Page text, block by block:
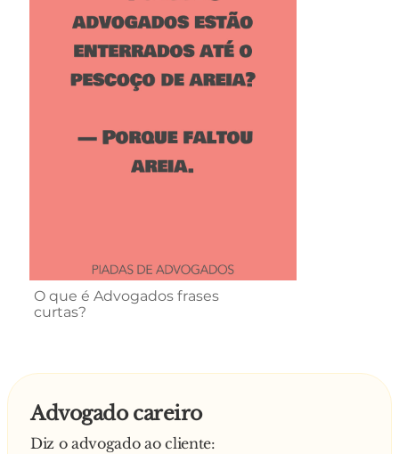
O que é Advogados frases
curtas?
Advogado careiro
Diz o advogado ao cliente: